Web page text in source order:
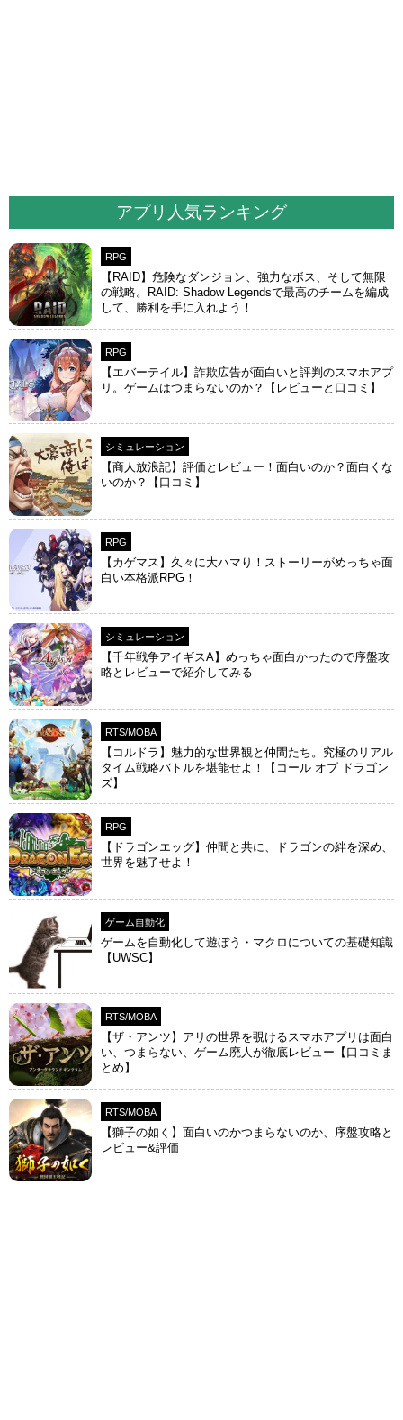
アプリ人気ランキング
RPG
【RAID】危険なダンジョン、強力なボス、そして無限
の戦略。RAID: Shadow Legendsで最高のチームを編成
して、勝利を手に入れよう！
RPG
【エバーテイル】詐欺広告が面白いと評判のスマホアプ
リ。ゲームはつまらないのか？【レビューと口コミ】
シミュレーション
【商人放浪‪記】評価とレビュー！面白いのか？面白くな
いのか？【口コミ】
RPG
【カゲマス】久々に大ハマり！ストーリーがめっちゃ面
白い本格派RPG！
シミュレーション
【千年戦争アイギスA】めっちゃ面白かったので序盤攻
略とレビューで紹介してみる
RTS/MOBA
【コルドラ】魅力的な世界観と仲間たち。究極のリアル
タイム戦略バトルを堪能せよ！【コール オブ ドラゴン
ズ】
RPG
【ドラゴンエッグ】仲間と共に、ドラゴンの絆を深め、
世界を魅了せよ！
ゲーム自動化
ゲームを自動化して遊ぼう・マクロについての基礎知識
【UWSC】
RTS/MOBA
【ザ・アンツ】アリの世界を覗けるスマホアプリは面白
い、つまらない、ゲーム廃人が徹底レビュー【口コミま
とめ】
RTS/MOBA
【獅子の如く】面白いのかつまらないのか、序盤攻略と
レビュー&評価